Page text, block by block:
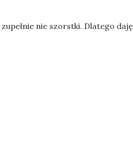
nie szorstki. Dlatego daję